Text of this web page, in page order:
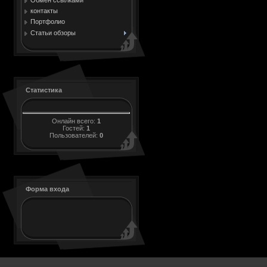
контакты
Портфолио
Статьи обзоры
Статистика
Онлайн всего: 1
Гостей: 1
Пользователей: 0
Форма входа